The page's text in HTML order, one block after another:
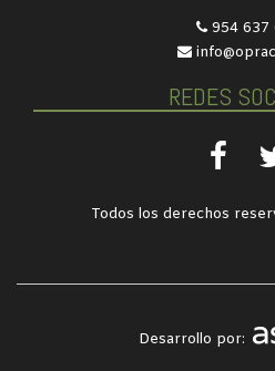
954 637
REDES
Todos los derechos
Desarrollo por: